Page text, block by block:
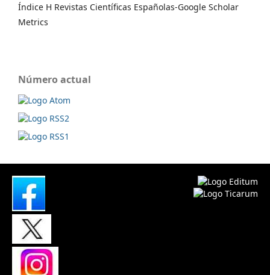
Índice H Revistas Científicas Españolas-Google Scholar
Metrics
Número actual